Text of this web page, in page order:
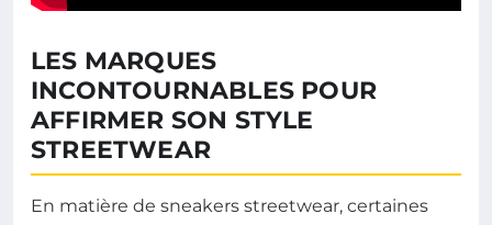
LES MARQUES
INCONTOURNABLES POUR
AFFIRMER SON STYLE
STREETWEAR
En matière de sneakers streetwear, certaines